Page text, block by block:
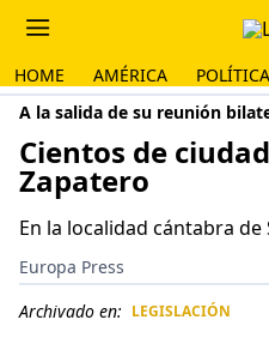
HOME AMÉRICA POLÍTICA
A la salida de su reunión
Cientos de
Zapatero
En la localidad cántabra
Europa Press
Archivado en: LEGISLACIÓN